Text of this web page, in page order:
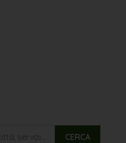
CERCA